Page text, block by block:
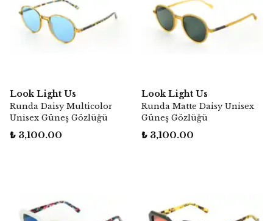
Look Light Us
Runda Daisy Multicolor
Unisex Güneş Gözlüğü
₺ 3,100.00
Look Light Us
Runda Matte Daisy Unisex
Güneş Gözlüğü
₺ 3,100.00